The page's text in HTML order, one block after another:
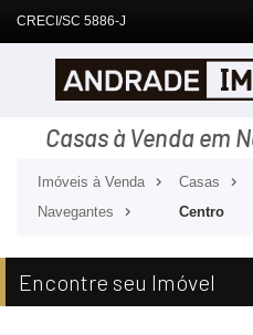
CRECI/SC 5886-J
Casas à Venda em
Imóveis à Venda Casas
Navegantes
Centro
Encontre seu Imóvel